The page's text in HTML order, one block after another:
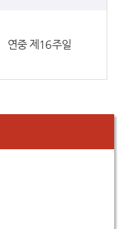
연중 제16주일